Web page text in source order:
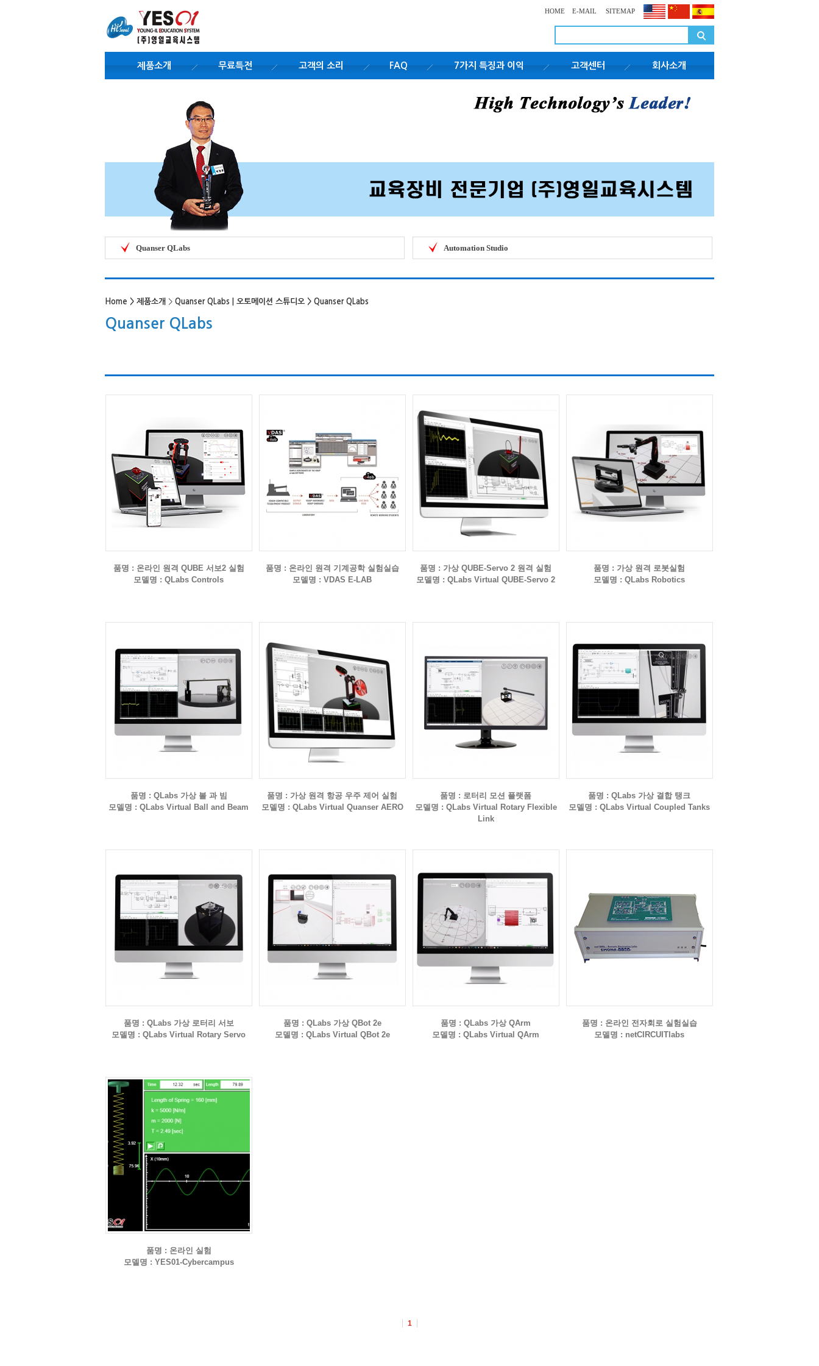
HOME E-MAIL SITEMAP
제품소개 무료특전 고객의 소리 FAQ 7가지 특징과 이익 고객센터 회사소개
Quanser QLabs Automation Studio
Home > 제품소개 > Quanser QLabs | 오토메이션 스튜디오 > Quanser QLabs
Quanser QLabs
품명 : 온라인 원격 QUBE 서보2 실험
모델명 : QLabs Controls
품명 : 온라인 원격 기계공학 실험실습
모델명 : VDAS E-LAB
품명 : 가상 QUBE-Servo 2 원격 실험
모델명 : QLabs Virtual QUBE-Servo 2
품명 : 가상 원격 로봇실험
모델명 : QLabs Robotics
품명 : QLabs 가상 볼 과 빔
모델명 : QLabs Virtual Ball and Beam
품명 : 가상 원격 항공 우주 제어 실험
모델명 : QLabs Virtual Quanser AERO
품명 : 로터리 모션 플랫폼
모델명 : QLabs Virtual Rotary Flexible
Link
품명 : QLabs 가상 결합 탱크
모델명 : QLabs Virtual Coupled Tanks
품명 : QLabs 가상 로터리 서보
모델명 : QLabs Virtual Rotary Servo
품명 : QLabs 가상 QBot 2e
모델명 : QLabs Virtual QBot 2e
품명 : QLabs 가상 QArm
모델명 : QLabs Virtual QArm
품명 : 온라인 전자회로 실험실습
모델명 : netCIRCUITlabs
품명 : 온라인 실험
모델명 : YES01-Cybercampus
1